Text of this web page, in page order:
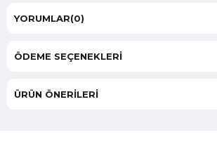
YORUMLAR(0)
ÖDEME SEÇENEKLERI
ÜRÜN ÖNERILERI